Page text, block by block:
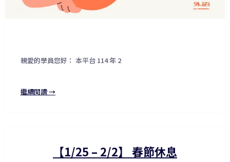
親愛的學員您好： 本平台 114 年 2
繼續閱讀 →
【1/25 – 2/2】 春節休息